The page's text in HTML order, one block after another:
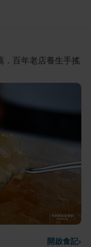
．百年老店養生手搖
開啟食記›